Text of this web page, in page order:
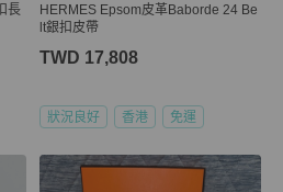
長
HERMES Epsom皮革Baborde 24 Be
lt銀扣皮帶
TWD 17,808
狀況良好 香港 免運